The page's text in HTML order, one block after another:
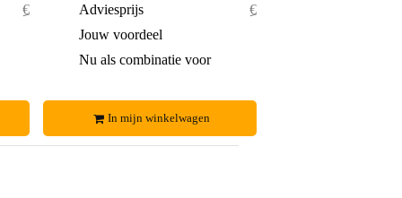
€ 55,40
Adviesprijs
€ 69,80
Jouw voordeel
Nu als combinatie voor
In mijn winkelwagen